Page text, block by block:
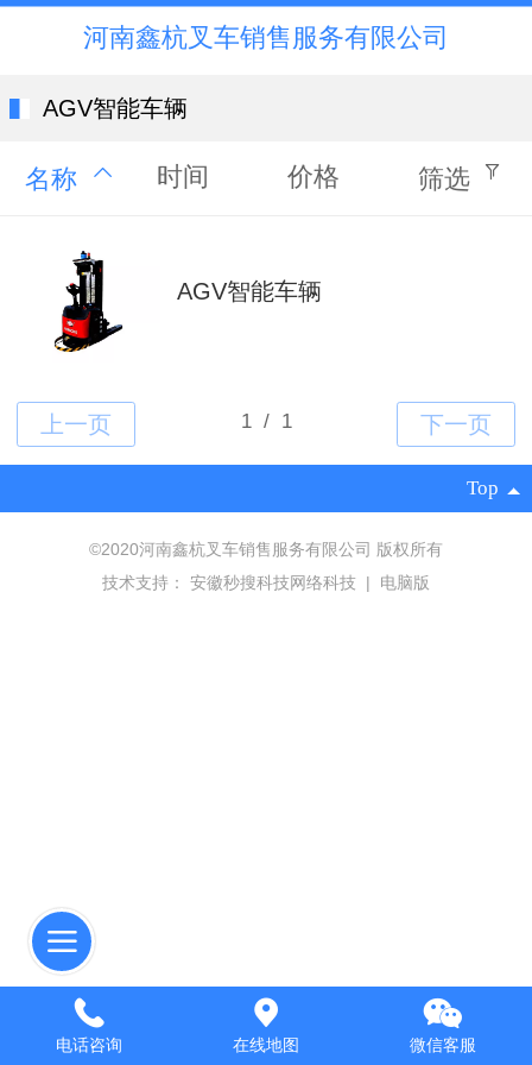
河南鑫杭叉车销售服务有限公司
AGV智能车辆
名称 时间 价格 筛选
AGV智能车辆
Top
©2020河南鑫杭叉车销售服务有限公司 版权所有
技术支持： 安徽秒搜科技网络科技 | 电脑版
电话咨询 在线地图 微信客服